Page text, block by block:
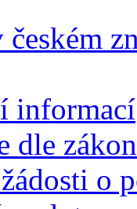
informací
dle
o